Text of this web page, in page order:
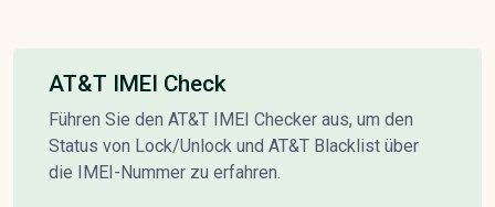
AT&T IMEI Check
Führen Sie den AT&T IMEI Checker aus, um den
Status von Lock/Unlock und AT&T Blacklist über
die IMEI-Nummer zu erfahren.